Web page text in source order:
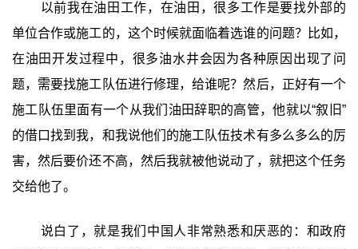
以前我在油田工作，在油田，很多工作是要找外部的
单位合作或施工的，这个时候就面临着选谁的问题？比如，
在油田开发过程中，很多油水井会因为各种原因出现了问
题，需要找施工队伍进行修理，给谁呢？然后，正好有一个
施工队伍里面有一个从我们油田辞职的高管，他就以“叙旧”
的借口找到我，和我说他们的施工队伍技术有多么多么的厉
害，然后要价还不高，然后我就被他说动了，就把这个任务
交给他了。
说白了，就是我们中国人非常熟悉和厌恶的：和政府